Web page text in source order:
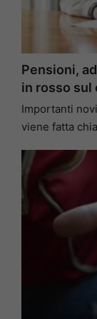
Pensioni,
in rosso sul
Importanti
viene fatta